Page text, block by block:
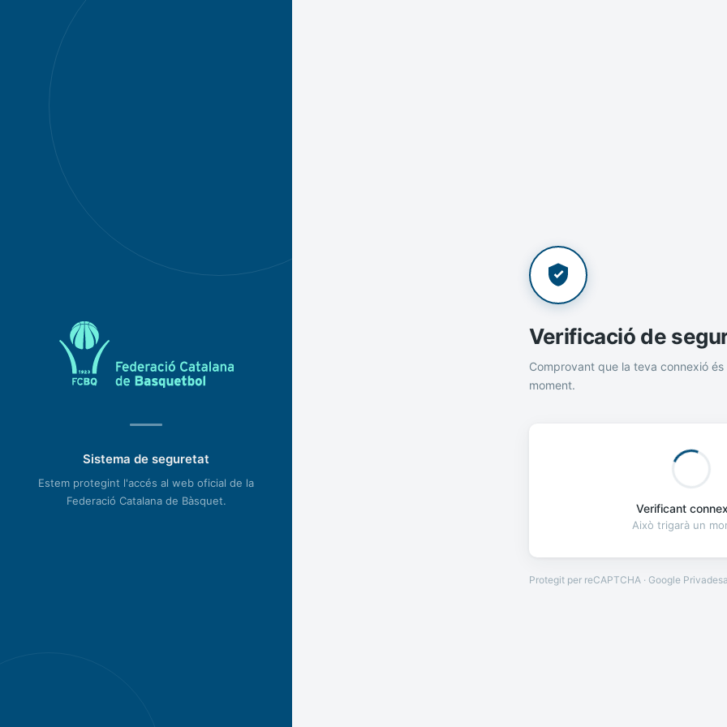
Sistema de seguretat
Estem protegint l'accés al web oficial de la
Federació Catalana de Bàsquet.
Verificació de
Comprovant que la teva connexió és
moment.
Verificant
Això trigarà un
Protegit per reCAPTCHA · Google Privadesa